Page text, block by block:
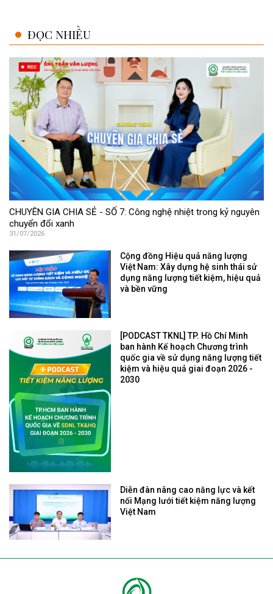
ĐỌC NHIỀU
CHUYÊN GIA CHIA SẺ - SỐ 7: Công nghệ nhiệt trong kỷ nguyên
chuyển đổi xanh
31/07/2026
Cộng đồng Hiệu quả năng lượng
Việt Nam: Xây dựng hệ sinh thái sử
dụng năng lượng tiết kiệm, hiệu quả
và bền vững
[PODCAST TKNL] TP. Hồ Chí Minh
ban hành Kế hoạch Chương trình
quốc gia về sử dụng năng lượng tiết
kiệm và hiệu quả giai đoạn 2026 -
2030
Diễn đàn nâng cao năng lực và kết
nối Mạng lưới tiết kiệm năng lượng
Việt Nam